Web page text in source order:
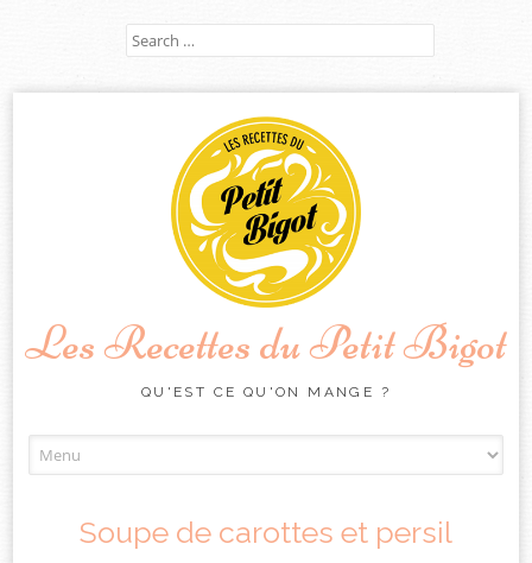
Search
for:
Les Recettes du Petit Bigot
QU'EST CE QU'ON MANGE ?
to
Soupe de carottes et persil